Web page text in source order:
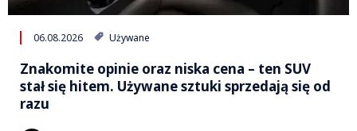
06.08.2026 Używane
Znakomite opinie oraz niska cena – ten SUV
stał się hitem. Używane sztuki sprzedają się od
razu